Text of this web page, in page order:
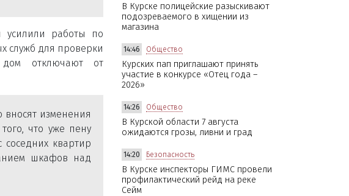
усилили работы по
служб для проверки
дом отключают от
изменения
что уже пену
квартир
шкафов над
В Курске полицейские разыскивают
подозреваемого в хищении из
магазина
14:46 Общество
Курских пап приглашают принять
участие в конкурсе «Отец года –
2026»
14:26 Общество
В Курской области 7 августа
ожидаются грозы, ливни и град
14:20 Безопасность
В Курске инспекторы ГИМС провели
профилактический рейд на реке
Сейм